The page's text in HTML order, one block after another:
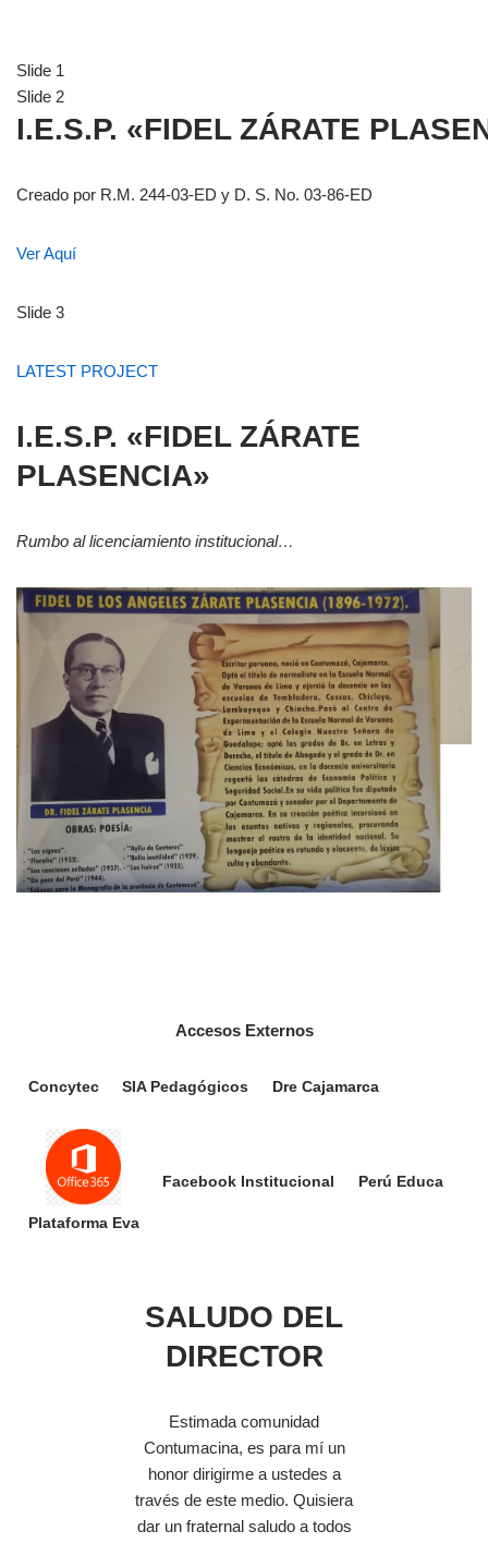
Slide 1
Slide 2
I.E.S.P. «FIDEL ZÁRATE
Creado por R.M. 244-03-ED y D. S. No. 03-86-ED
Ver Aquí
Slide 3
LATEST PROJECT
I.E.S.P. «FIDEL ZÁRATE
PLASENCIA»
Rumbo al licenciamiento institucional…
Accesos Externos
Concytec SIA Pedagógicos Dre Cajamarca
Plataforma Eva
Facebook Institucional Perú Educa
SALUDO DEL
DIRECTOR
Estimada comunidad
Contumacina, es para mí un
honor dirigirme a ustedes a
través de este medio. Quisiera
dar un fraternal saludo a todos